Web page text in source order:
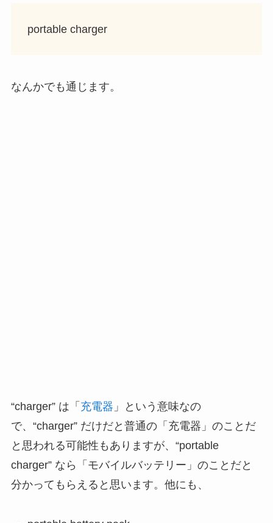
portable charger
なんかでも通じます。
“charger” は「 充電器 」という意味なの
で、“charger” だけだと普通の「充電器」のことだ
と思われる可能性もありますが、“portable
charger” なら「モバイルバッテリー」のことだと
分かってもらえると思います。他にも、